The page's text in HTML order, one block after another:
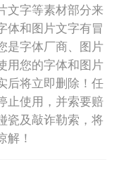
文字等素材部分来
体和图片文字有冒
是字体厂商、图片
用您的字体和图片
后将立即删除！任
止使用，并索要赔
瓷及敲诈勒索，将
解！